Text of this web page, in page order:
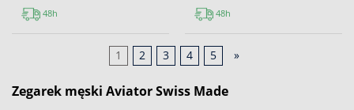
48h 48h
1 2 3 4 5 »
Zegarek męski Aviator Swiss Made